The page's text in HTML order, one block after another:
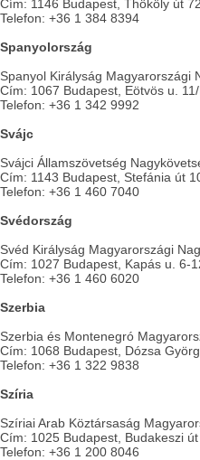
Cím: 1146 Budapest, Thököly út 72.
Telefon: +36 1 384 8394
Spanyolország
Spanyol Királyság Magyarországi
Cím: 1067 Budapest, Eötvös u.
Telefon: +36 1 342 9992
Svájc
Svájci Államszövetség
Cím: 1143 Budapest, Stefánia út
Telefon: +36 1 460 7040
Svédország
Svéd Királyság Magyarországi
Cím: 1027 Budapest, Kapás u. 6-
Telefon: +36 1 460 6020
Szerbia
Szerbia és Montenegró
Cím: 1068 Budapest, Dózsa
Telefon: +36 1 322 9838
Szíria
Szíriai Arab Köztársaság
Cím: 1025 Budapest, Budakeszi
Telefon: +36 1 200 8046